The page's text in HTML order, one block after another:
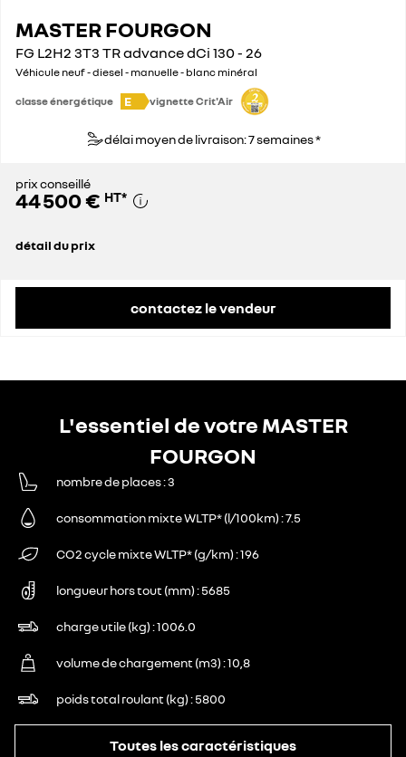
MASTER FOURGON
FG L2H2 3T3 TR advance dCi 130 - 26
Véhicule neuf - diesel - manuelle - blanc minéral
classe énergétique E vignette Crit'Air
délai moyen de livraison: 7 semaines *
prix conseillé
44 500 € HT*
détail du prix
contactez le vendeur
L'essentiel de votre MASTER
FOURGON
nombre de places 3
consommation mixte WLTP* (l/100km) 7.5
CO2 cycle mixte WLTP* (g/km) 196
longueur hors tout (mm) 5685
charge utile (kg) 1006.0
volume de chargement (m3) 10,8
poids total roulant (kg) 5800
Toutes les caractéristiques